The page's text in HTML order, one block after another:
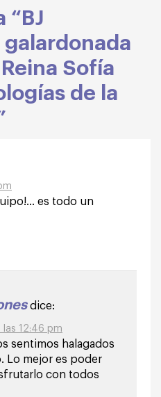
“BJ
Sofía
de la
es todo un
dice:
12:46 pm
sentimos halagados
Lo mejor es poder
con todos